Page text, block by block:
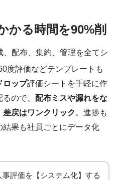
かる時間を90%削
、配布、集約、管理を全てシ
度評価などテンプレートも
ロップ評価シートを手軽に作
ので、 配布ミスや漏れをな
差戻はワンクリック 。進捗も
果も社員ごとにデータ化
事評価を【システム化】する